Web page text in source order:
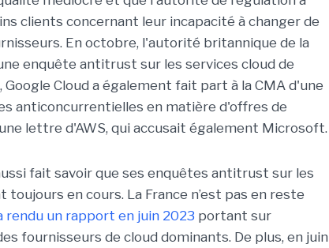
clients concernant leur incapacité à changer de
En octobre, l'autorité britannique de la
enquête antitrust sur les services cloud de
Cloud a également fait part à la CMA d'une
anticoncurrentielles en matière d'offres de
lettre d'AWS, qui accusait également Microsoft.
fait savoir que ses enquêtes antitrust sur les
en cours. La France n’est pas en reste
rendu un rapport en juin 2023 portant sur
fournisseurs de cloud dominants. De plus, en juin